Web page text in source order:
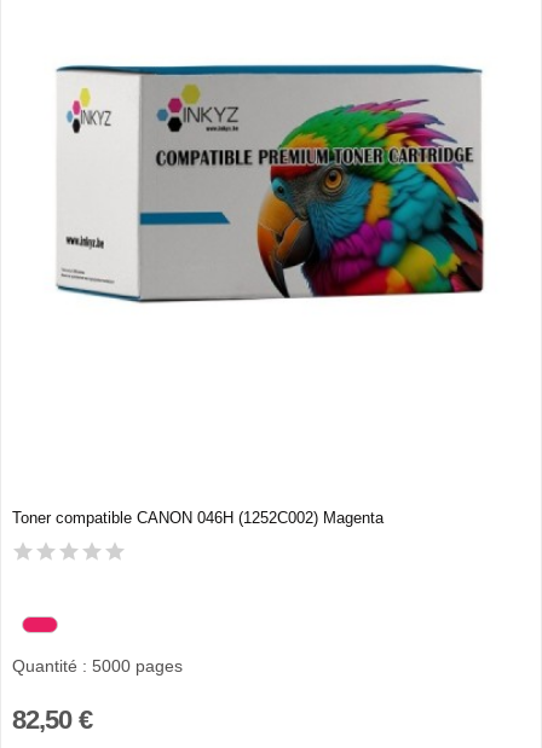
Toner compatible CANON 046H (1252C002) Magenta
Quantité : 5000 pages
82,50 €